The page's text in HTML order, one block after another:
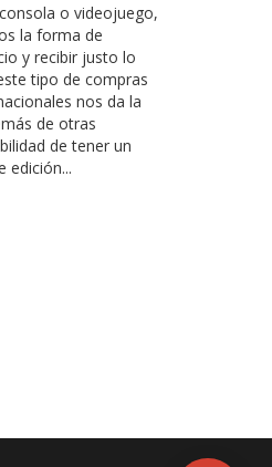
o videojuego,
la forma de
y recibir justo lo
tipo de compras
nos da la
de otras
de tener un
edición...